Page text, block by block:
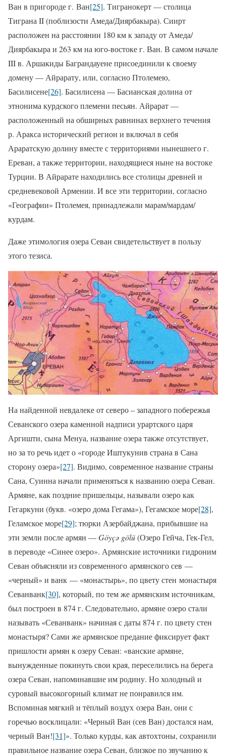
Ван в пригороде г. Ван[25]. Тигранокерт — столица
Тиграна II (поблизости Амеда/Диярбакыра). Сиирт
расположен на расстоянии 180 км к западу от Амеда/
Диярбакыра и 263 км на юго-востоке г. Ван. В самом начале
III в. Аршакиды Баграндауене присоединили к своему
домену — Айрарату, или, согласно Птолемею,
Басилисене[26]. Басилисена — Басианская долина от
этнонима курдского племени песьян. Айрарат —
расположенный на обширных равнинах верхнего течения
р. Аракса исторический регион и включал в себя
Араратскую долину вместе с территориями нынешнего г.
Ереван, а также территории, находящиеся ныне на востоке
Турции. В Айрарате находились все столицы древней и
средневековой Армении. И все эти территории, согласно
«Географии» Птолемея, принадлежали марам/мардам/
курдам.
Даже этимология озера Севан свидетельствует в пользу
этого тезиса.
На найденной невдалеке от северо – западного побережья
Севанского озера каменной надписи урартского царя
Аргишти, сына Менуа, название озера также отсутствует,
но за то речь идет о «городе Иштукунив страна в Сана
сторону озера»[27]. Видимо, современное название страны
Сана, Суинна начали применяться к названию озера Севан.
Армяне, как поздние пришельцы, называли озеро как
Гегаркуни (букв. «озеро дома Гегама»), Гегамское море[28],
Геламское море[29]; тюрки Азербайджана, прибывшие на
эти земли после армян —Göyçə gölü(Озеро Гейча, Гек-Гел,
в переводе «Синее озеро». Армянские источники гидроним
Севан объясняли из современного армянского сев —
«черный» и ванк — «монастырь», по цвету стен монастыря
Севанванк[30], который, по тем же армянским источникам,
был построен в 874 г. Следовательно, армяне озеро стали
называть «Севанванк» начиная с даты 874 г. по цвету стен
монастыря? Сами же армянское предание фиксирует факт
пришлости армян к озеру Севан: «ванские армяне,
вынужденные покинуть свои края, переселились на берега
озера Севан, напоминавшие им родину. Но холодный и
суровый высокогорный климат не понравился им.
Вспоминая мягкий и тёплый воздух озера Ван, они с
горечью восклицали: «Черный Ван (сев Ван) достался нам,
черный Ван![31]». Только курды, как автохтоны, сохранили
правильное название озера Севан, близкое по звучанию к